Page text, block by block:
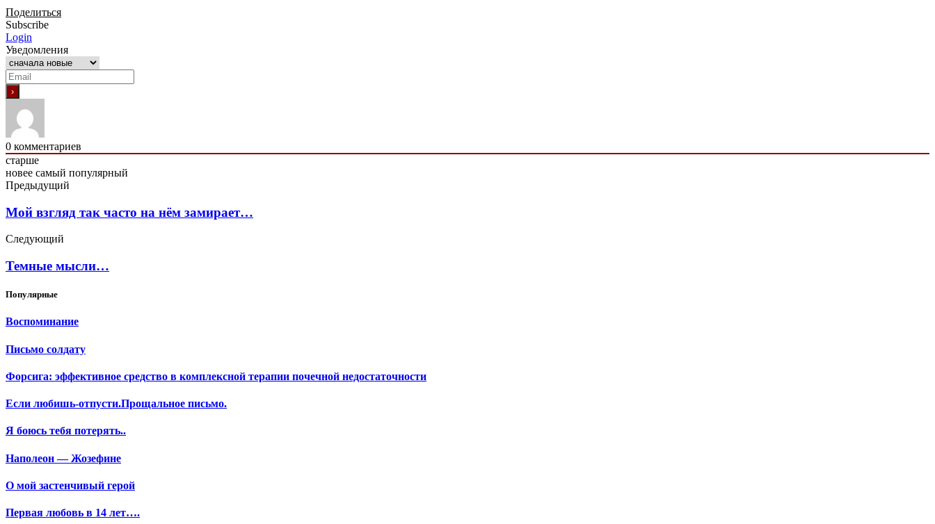
Поделиться
Subscribe
Login
Уведомления
0 комментариев
старше
новее самый популярный
Предыдущий
Мой взгляд так часто на нём замирает…
Следующий
Темные мысли…
Популярные
Воспоминание
Письмо солдату
Форсига: эффективное средство в комплексной терапии почечной недостаточности
Если любишь-отпусти.Прощальное письмо.
Я боюсь тебя потерять..
Наполеон — Жозефине
О мой застенчивый герой
Первая любовь в 14 лет….